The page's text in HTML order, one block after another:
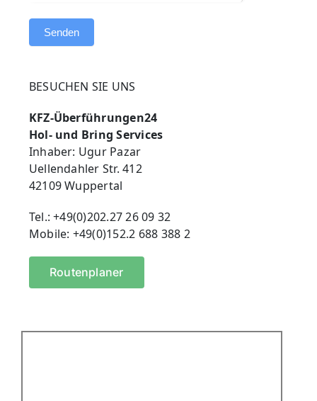
Senden
BESUCHEN SIE UNS
KFZ-Überführungen24
Hol- und Bring Services
Inhaber: Ugur Pazar
Uellendahler Str. 412
42109 Wuppertal
Tel.: +49(0)202.27 26 09 32
Mobile: +49(0)152.2 688 388 2
Routenplaner